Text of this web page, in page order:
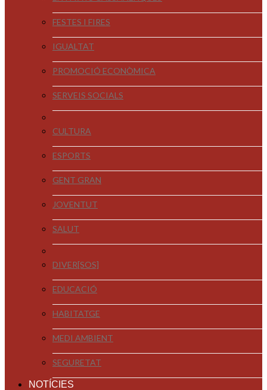
FESTES I FIRES
IGUALTAT
PROMOCIÓ ECONÒMICA
SERVEIS SOCIALS
CULTURA
ESPORTS
GENT GRAN
JOVENTUT
SALUT
DIVER[SOS]
EDUCACIÓ
HABITATGE
MEDI AMBIENT
SEGURETAT
NOTÍCIES